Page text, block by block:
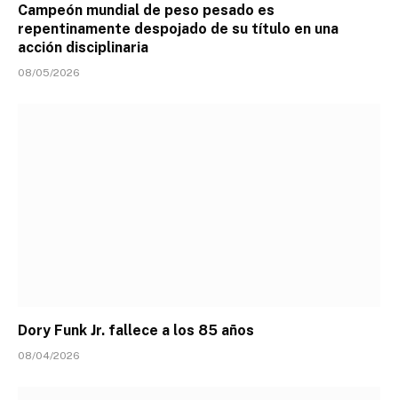
Campeón mundial de peso pesado es
repentinamente despojado de su título en una
acción disciplinaria
08/05/2026
Dory Funk Jr. fallece a los 85 años
08/04/2026